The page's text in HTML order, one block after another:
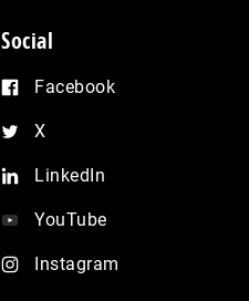
Social
Facebook
X
LinkedIn
YouTube
Instagram